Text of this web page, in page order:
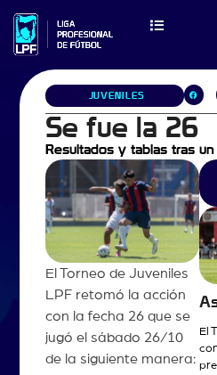
JUVENILES
Se fue la 26
Resultados y tablas tras
El Torneo de Juveniles
LPF retomó la acción
con la fecha 26 que se
jugó el sábado 26/10
de la siguiente manera:
El